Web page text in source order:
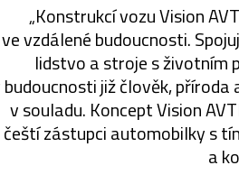
„Konstrukcí vozu Vision
ve vzdálené budoucnosti.
lidstvo a stroje s životním
již člověk,
v souladu. Koncept Vision
čeští zástupci automobilky s
a